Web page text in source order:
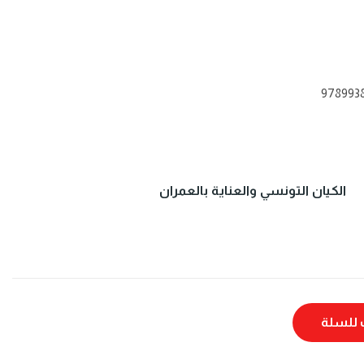
الكيان التونسي والعناية بالعمران
للسلة